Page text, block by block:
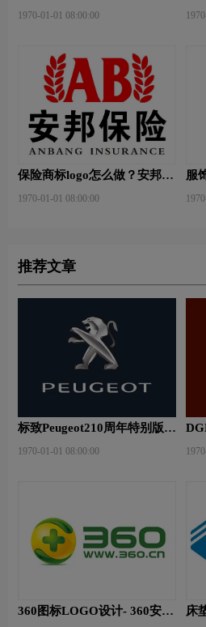
1970-01-01 08:00:00
保险商标logo怎么做？安邦保
1970-01-01 08:00:00
服
推荐文章
标致Peugeot210周年特别版新
1970-01-01 08:00:00
360图标LOGO设计- 360安全
床